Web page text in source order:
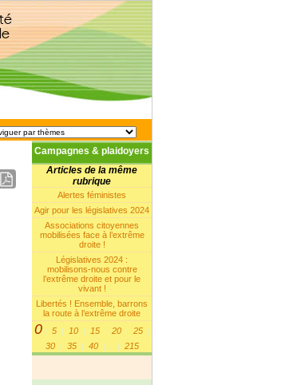
Campagnes & plaidoyers
Articles de la même
rubrique
Alertes féministes
Agir pour les législatives 2024
Associations citoyennes
mobilisées face à l’extrême
droite !
Législatives 2024 :
mobilisons-nous contre
l’extrême droite et pour le
vivant !
Libertés ! Ensemble, barrons
la route à l’extrême droite
0| 5 | 10 | 15 | 20 | 25 |
30 | 35 | 40 | | 215